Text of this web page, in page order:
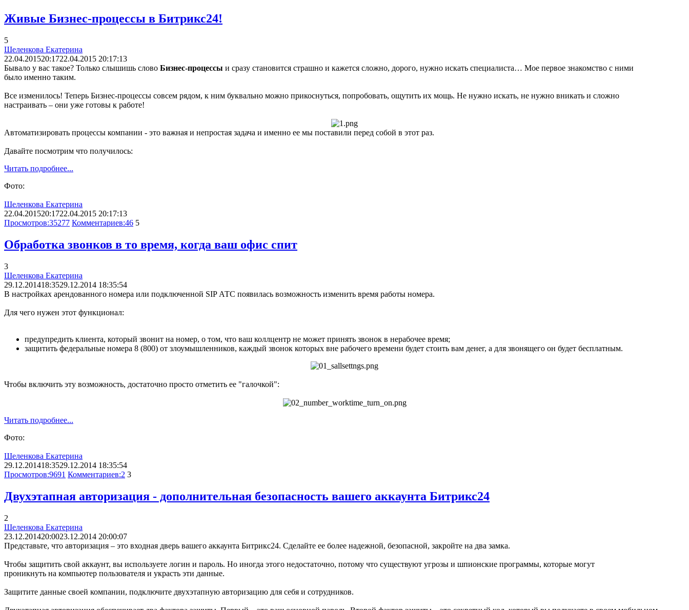
Живые Бизнес-процессы в Битрикс24!
5
Шеленкова Екатерина
22.04.201520:1722.04.2015 20:17:13
Бывало у вас такое? Только слышишь слово Бизнес-процессы и сразу становится страшно и кажется сложно, дорого, нужно искать специалиста… Мое первое знакомство с ними
было именно таким.
Все изменилось! Теперь Бизнес-процессы совсем рядом, к ним буквально можно прикоснуться, попробовать, ощутить их мощь. Не нужно искать, не нужно вникать и сложно
настраивать – они уже готовы к работе!
Автоматизировать процессы компании - это важная и непростая задача и именно ее мы поставили перед собой в этот раз.
Давайте посмотрим что получилось:
Читать подробнее...
Фото:
Шеленкова Екатерина
22.04.201520:1722.04.2015 20:17:13
Просмотров:35277 Комментариев:46 5
Обработка звонков в то время, когда ваш офис спит
3
Шеленкова Екатерина
29.12.201418:3529.12.2014 18:35:54
В настройках арендованного номера или подключенной SIP АТС появилась возможность изменить время работы номера.
Для чего нужен этот функционал:
предупредить клиента, который звонит на номер, о том, что ваш коллцентр не может принять звонок в нерабочее время;
защитить федеральные номера 8 (800) от злоумышленников, каждый звонок которых вне рабочего времени будет стоить вам денег, а для звонящего он будет бесплатным.
Чтобы включить эту возможность, достаточно просто отметить ее "галочкой":
Читать подробнее...
Фото:
Шеленкова Екатерина
29.12.201418:3529.12.2014 18:35:54
Просмотров:9691 Комментариев:2 3
Двухэтапная авторизация - дополнительная безопасность вашего аккаунта Битрикс24
2
Шеленкова Екатерина
23.12.201420:0023.12.2014 20:00:07
Представьте, что авторизация – это входная дверь вашего аккаунта Битрикс24. Сделайте ее более надежной, безопасной, закройте на два замка.
Чтобы защитить свой аккаунт, вы используете логин и пароль. Но иногда этого недостаточно, потому что существуют угрозы и шпионские программы, которые могут
проникнуть на компьютер пользователя и украсть эти данные.
Защитите данные своей компании, подключите двухэтапную авторизацию для себя и сотрудников.